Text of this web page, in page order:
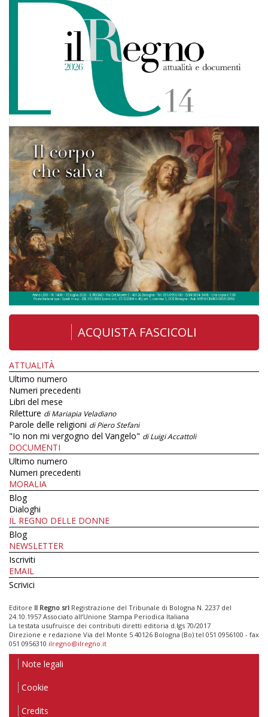
ACQUISTA FASCICOLI
ATTUALITÀ
Ultimo numero
Numeri precedenti
Libri del mese
Riletture di Mariapia Veladiano
Parole delle religioni di Piero Stefani
"Io non mi vergogno del Vangelo" di Luigi Accattoli
DOCUMENTI
Ultimo numero
Numeri precedenti
MORALIA
Blog
Dialoghi
IL REGNO DELLE DONNE
Blog
NEWSLETTER
Iscriviti
EMAIL
Scrivici
Editore Il Regno srl Registrazione del Tribunale di Bologna N. 2237 del
24.10.1957 Associato all’Unione Stampa Periodica Italiana
La testata usufruisce dei contributi diretti editoria d.lgs 70/2017
Direzione e redazione Via del Monte 5 40126 Bologna (Bo) tel 051 0956100 - fax
051 0956310 ilregno@ilregno.it
Note legali
Cookie
Credits